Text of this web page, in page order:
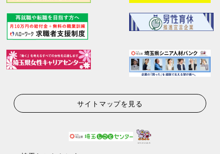
サイトマップを見る